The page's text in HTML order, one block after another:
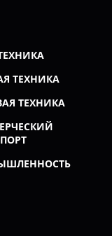
ТЕХНИКА
ТЕХНИКА